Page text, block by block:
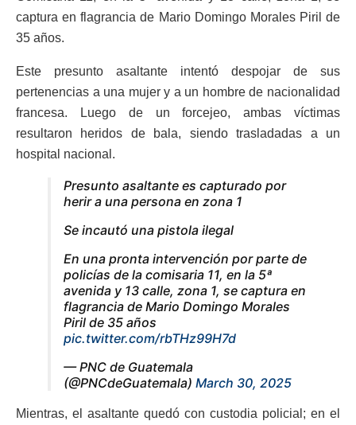
captura en flagrancia de Mario Domingo Morales Piril de
35 años.
Este presunto asaltante intentó despojar de sus
pertenencias a una mujer y a un hombre de nacionalidad
francesa. Luego de un forcejeo, ambas víctimas
resultaron heridos de bala, siendo trasladadas a un
hospital nacional.
Presunto asaltante es capturado por
herir a una persona en zona 1
Se incautó una pistola ilegal
En una pronta intervención por parte de
policías de la comisaria 11, en la 5ª
avenida y 13 calle, zona 1, se captura en
flagrancia de Mario Domingo Morales
Piril de 35 años
pic.twitter.com/rbTHz99H7d
— PNC de Guatemala
(@PNCdeGuatemala) March 30, 2025
Mientras, el asaltante quedó con custodia policial; en el